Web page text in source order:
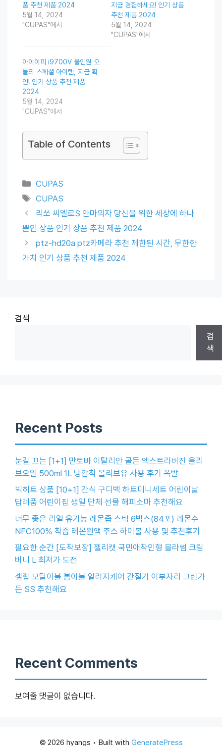
품 추천 제품 2024
5월 14, 2024
"CUPAS"에서
지금 경험하세요! 인기 상품
추천 제품 2024
5월 14, 2024
"CUPAS"에서
아이이피 i9700V 올인원 오
늘의 스페셜 아이템, 지금 확
인! 인기 상품 추천 제품
2024
5월 14, 2024
"CUPAS"에서
Table of Contents
Categories
CUPAS
Tags
CUPAS
리쏘 씨엘로S 안마의자 당신을 위한 세상에 하나
뿐인 상품 인기 상품 추천 제품 2024
ptz-hd20a ptz카메라 추천 제한된 시간, 무한한
가치 인기 상품 추천 제품 2024
검색
검
색
Recent Posts
눈길 끄는 [1+1] 만토바 이탈리안 골든 엑스트라버진 올리
브오일 500ml 1L 냉압착 올리브유 사용 후기 폭발
빅히트 상품 [10+1] 간식 구디백 하트미니세트 어린이날
답례품 어린이집 생일 단체 선물 해피소마 추천해요
너무 좋은 리얼 유기농 레몬즙 스틱 6박스(84포) 레몬수
NFC100% 착즙 레몬원액 주스 하이볼 사용 및 추천후기
필요한 순간 [도착보장] 젤리캣 국민애착인형 블라썸 크림
버니 L 최저가 도전
셀럽 모달이불 봄이불 알러지케어 간절기 이부자리 그린가
든 SS 추천해요
Recent Comments
보여줄 댓글이 없습니다.
© 2026 hyangs • Built with GeneratePress